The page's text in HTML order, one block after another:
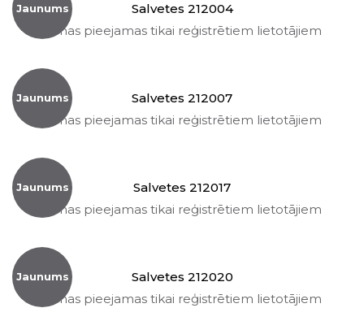
Jaunums
Salvetes 212004
Cenas pieejamas tikai reģistrētiem lietotājiem
Jaunums
Salvetes 212007
Cenas pieejamas tikai reģistrētiem lietotājiem
Jaunums
Salvetes 212017
Cenas pieejamas tikai reģistrētiem lietotājiem
Jaunums
Salvetes 212020
Cenas pieejamas tikai reģistrētiem lietotājiem